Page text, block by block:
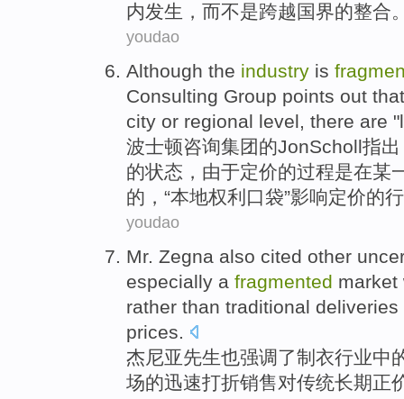
内发生， 而不是跨越国界的整合
youdao
Although the industry is
Consulting Group points out that
city or regional level, there are "
波士顿咨询集团的JonScholl指出
的状态， 由于定价的过程是在某
的，“本地权利口袋”影响定价的
youdao
Mr. Zegna also cited other
especially a fragmented market
rather than traditional deliveries
prices.
杰尼亚先生也强调了制衣行业中
场的迅速打折销售对传统长期正